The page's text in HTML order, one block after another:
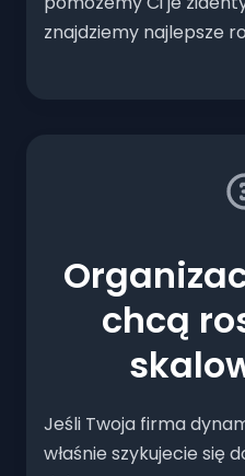
znajdziemy najlepsze
chcą
Jeśli Twoja firma
właśnie szykujecie się